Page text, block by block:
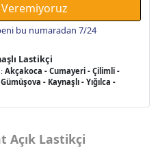
Veremiyoruz
bu numaradan 7/24
Lastikçi
Akçakoca - Cumayeri - Çilimli -
- Kaynaşlı - Yığılca -
Açık Lastikçi